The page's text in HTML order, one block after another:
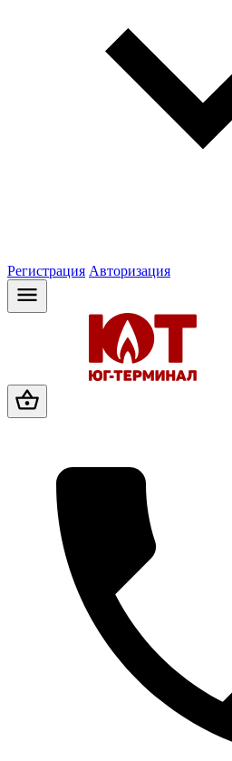
Регистрация Авторизация